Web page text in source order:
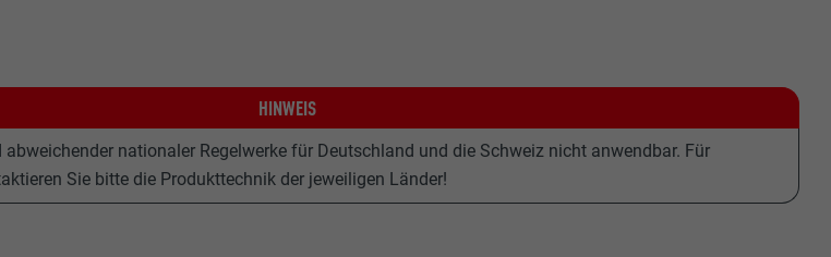
HINWEIS
nationaler Regelwerke für Deutschland und die Schweiz nicht anwendbar. Für
Sie bitte die Produkttechnik der jeweiligen Länder!